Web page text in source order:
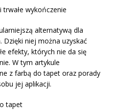
wykończenie
alternatywą dla
Dzięki niej można uzyskać
efekty, których nie da się
W tym artykule
z farbą do tapet oraz porady
jej aplikacji.
tapet